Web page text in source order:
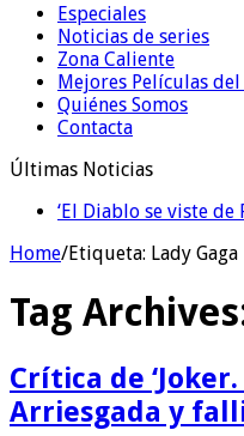
Especiales
Noticias de series
Zona Caliente
Mejores Películas del
Quiénes Somos
Contacta
Últimas Noticias
‘El Diablo se viste de
Home/Etiqueta: Lady Gaga
Tag
Crítica de ‘Joker.
Arriesgada y